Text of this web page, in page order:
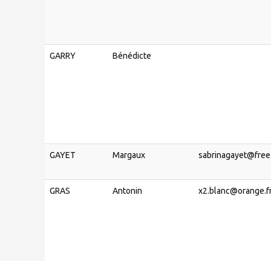
GARRY Bénédicte
GAYET Margaux
GRAS Antonin